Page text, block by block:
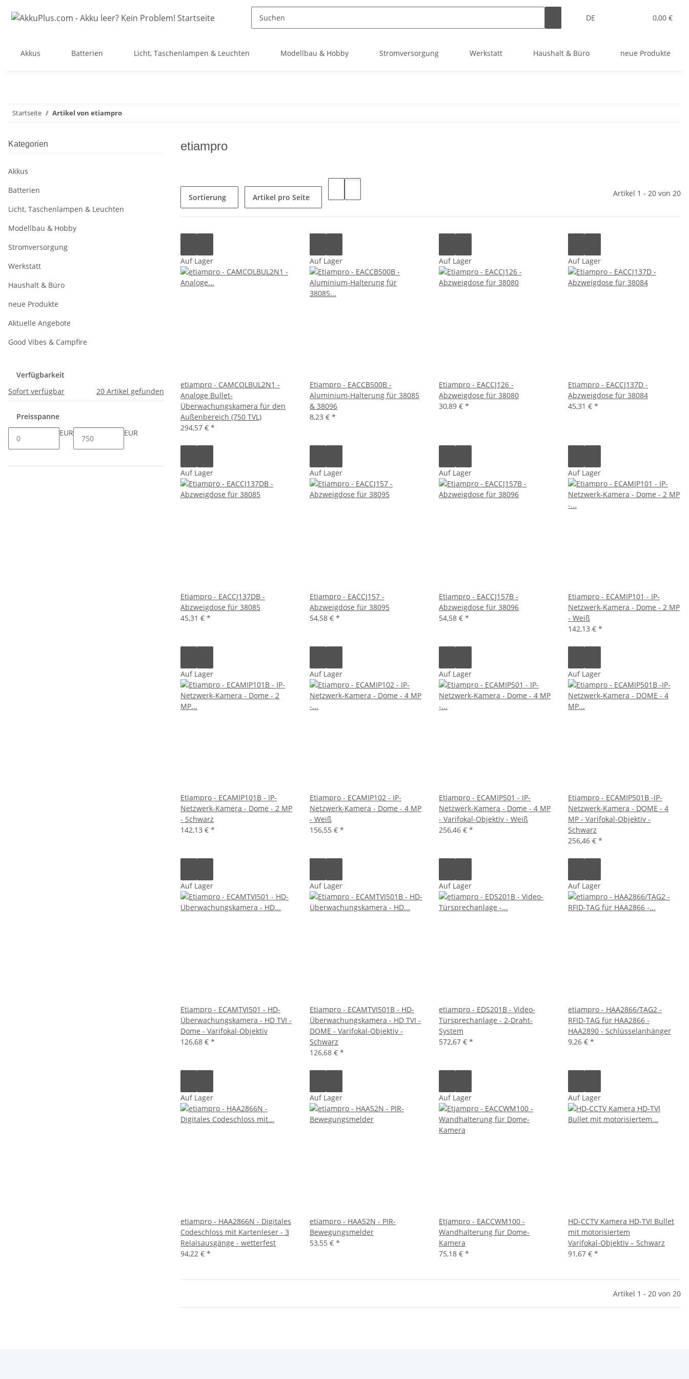
DE 0,00 €
Akkus Batterien Licht, Taschenlampen & Leuchten Modellbau & Hobby Stromversorgung Werkstatt Haushalt & Büro neue Produkte
Startseite Artikel von etiampro
etiampro
Sortierung Artikel pro Seite Artikel 1 - 20 von 20
Auf Lager
etiampro - CAMCOLBUL2N1 -
Analoge Bullet-
Überwachungskamera für den
Außenbereich (750 TVL)
294,57 € *
Auf Lager
Etiampro - EACCB500B -
Aluminium-Halterung für 38085
& 38096
8,23 € *
Auf Lager
Etiampro - EACCJ126 -
Abzweigdose für 38080
30,89 € *
Auf Lager
Etiampro - EACCJ137D -
Abzweigdose für 38084
45,31 € *
Auf Lager
Etiampro - EACCJ137DB -
Abzweigdose für 38085
45,31 € *
Auf Lager
Etiampro - EACCJ157 -
Abzweigdose für 38095
54,58 € *
Auf Lager
Etiampro - EACCJ157B -
Abzweigdose für 38096
54,58 € *
Auf Lager
Etiampro - ECAMIP101 - IP-
Netzwerk-Kamera - Dome - 2 MP
- Weiß
142,13 € *
Auf Lager
Etiampro - ECAMIP101B - IP-
Netzwerk-Kamera - Dome - 2 MP
- Schwarz
142,13 € *
Auf Lager
Etiampro - ECAMIP102 - IP-
Netzwerk-Kamera - Dome - 4 MP
- Weiß
156,55 € *
Auf Lager
Etiampro - ECAMIP501 - IP-
Netzwerk-Kamera - Dome - 4 MP
- Varifokal-Objektiv - Weiß
256,46 € *
Auf Lager
Etiampro - ECAMIP501B -IP-
Netzwerk-Kamera - DOME - 4
MP - Varifokal-Objektiv -
Schwarz
256,46 € *
Auf Lager
Etiampro - ECAMTVI501 - HD-
Überwachungskamera - HD TVI -
Dome - Varifokal-Objektiv
126,68 € *
Auf Lager
Etiampro - ECAMTVI501B - HD-
Überwachungskamera - HD TVI -
DOME - Varifokal-Objektiv -
Schwarz
126,68 € *
Auf Lager
etiampro - EDS201B - Video-
Türsprechanlage - 2-Draht-
System
572,67 € *
Auf Lager
etiampro - HAA2866/TAG2 -
RFID-TAG für HAA2866 -
HAA2890 - Schlüsselanhänger
9,26 € *
Auf Lager
etiampro - HAA2866N - Digitales
Codeschloss mit Kartenleser - 3
Relaisausgänge - wetterfest
94,22 € *
Auf Lager
etiampro - HAA52N - PIR-
Bewegungsmelder
53,55 € *
Auf Lager
Etjampro - EACCWM100 -
Wandhalterung für Dome-
Kamera
75,18 € *
Auf Lager
HD‑CCTV Kamera HD‑TVI Bullet
mit motorisiertem
Varifokal‑Objektiv – Schwarz
91,67 € *
Artikel 1 - 20 von 20
Kategorien
Akkus
Batterien
Licht, Taschenlampen & Leuchten
Modellbau & Hobby
Stromversorgung
Werkstatt
Haushalt & Büro
neue Produkte
Aktuelle Angebote
Good Vibes & Campfire
Verfügbarkeit
Sofort verfügbar
20 Artikel gefunden
Preisspanne
EUR
EUR